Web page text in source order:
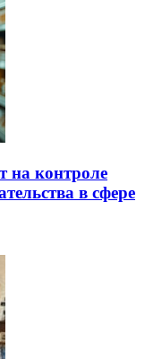
на контроле
в сфере